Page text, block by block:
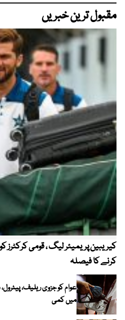
مقبول ترین خبریں
کرنے کا فیصلہ
عوام کو جزوی ریلیف،
میں کمی